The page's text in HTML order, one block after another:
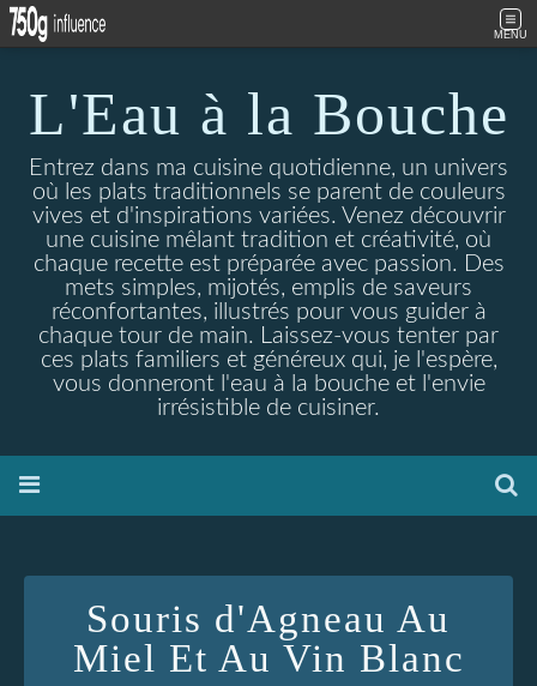
MENU
L'Eau à la Bouche
Entrez dans ma cuisine quotidienne, un univers
où les plats traditionnels se parent de couleurs
vives et d'inspirations variées. Venez découvrir
une cuisine mêlant tradition et créativité, où
chaque recette est préparée avec passion. Des
mets simples, mijotés, emplis de saveurs
réconfortantes, illustrés pour vous guider à
chaque tour de main. Laissez-vous tenter par
ces plats familiers et généreux qui, je l'espère,
vous donneront l'eau à la bouche et l'envie
irrésistible de cuisiner.
Souris d'Agneau Au
Miel Et Au Vin Blanc